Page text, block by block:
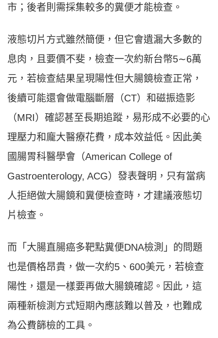
市；後者則需採集較多的糞便才能檢查。
液態切片方式雖然簡便，但它會遺漏大多數的
息肉，且要價不斐，檢查一次約新台幣5∼6萬
元，若檢查結果呈現陽性但大腸鏡檢查正常，
後續可能還會做電腦斷層（CT）和磁振造影
（MRI）確認甚至長期追蹤，易形成不必要的心
理壓力和龐大醫療花費，成本效益低。因此美
國腸胃科醫學會（American College of
Gastroenterology, ACG）發表聲明，只有當病
人拒絕做大腸鏡和糞便檢查時，才建議液態切
片檢查。
而「大腸直腸癌多靶點糞便DNA檢測」的問題
也是價格昂貴，做一次約5、600美元，若檢查
陽性，還是一樣要再做大腸鏡確認。因此，這
兩種新檢測方式短期內應該難以普及，也難成
為公費篩檢的工具。